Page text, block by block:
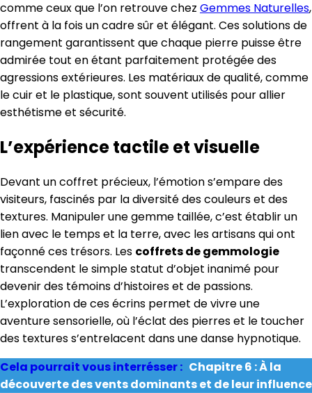
comme ceux que l’on retrouve chez Gemmes Naturelles,
offrent à la fois un cadre sûr et élégant. Ces solutions de
rangement garantissent que chaque pierre puisse être
admirée tout en étant parfaitement protégée des
agressions extérieures. Les matériaux de qualité, comme
le cuir et le plastique, sont souvent utilisés pour allier
esthétisme et sécurité.
L’expérience tactile et visuelle
Devant un coffret précieux, l’émotion s’empare des
visiteurs, fascinés par la diversité des couleurs et des
textures. Manipuler une gemme taillée, c’est établir un
lien avec le temps et la terre, avec les artisans qui ont
façonné ces trésors. Les coffrets de gemmologie
transcendent le simple statut d’objet inanimé pour
devenir des témoins d’histoires et de passions.
L’exploration de ces écrins permet de vivre une
aventure sensorielle, où l’éclat des pierres et le toucher
des textures s’entrelacent dans une danse hypnotique.
Cela pourrait vous interrésser : Chapitre 6 : À la
découverte des vents dominants et de leur influence